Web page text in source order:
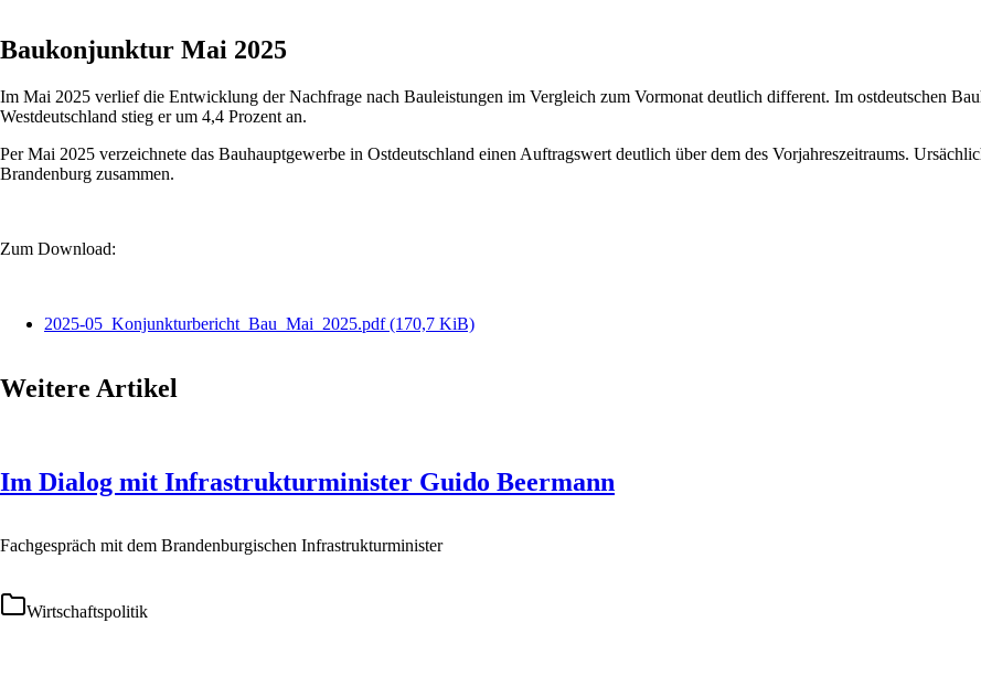
Baukonjunktur Mai 2025
Im Mai 2025 verlief die Entwicklung der Nachfrage nach Bauleistungen im Vergleich zum Vormonat deutlich different. Im ostdeutschen
Westdeutschland stieg er um 4,4 Prozent an.
Per Mai 2025 verzeichnete das Bauhauptgewerbe in Ostdeutschland einen Auftragswert deutlich über dem des Vorjahreszeitraums.
Brandenburg zusammen.
Zum Download:
2025-05_Konjunkturbericht_Bau_Mai_2025.pdf(170,7 KiB)
Weitere Artikel
Im Dialog mit Infrastrukturminister Guido Beermann
Fachgespräch mit dem Brandenburgischen Infrastrukturminister
Wirtschaftspolitik